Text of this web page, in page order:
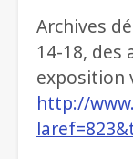
Archives
14-18, des
exposition
http://